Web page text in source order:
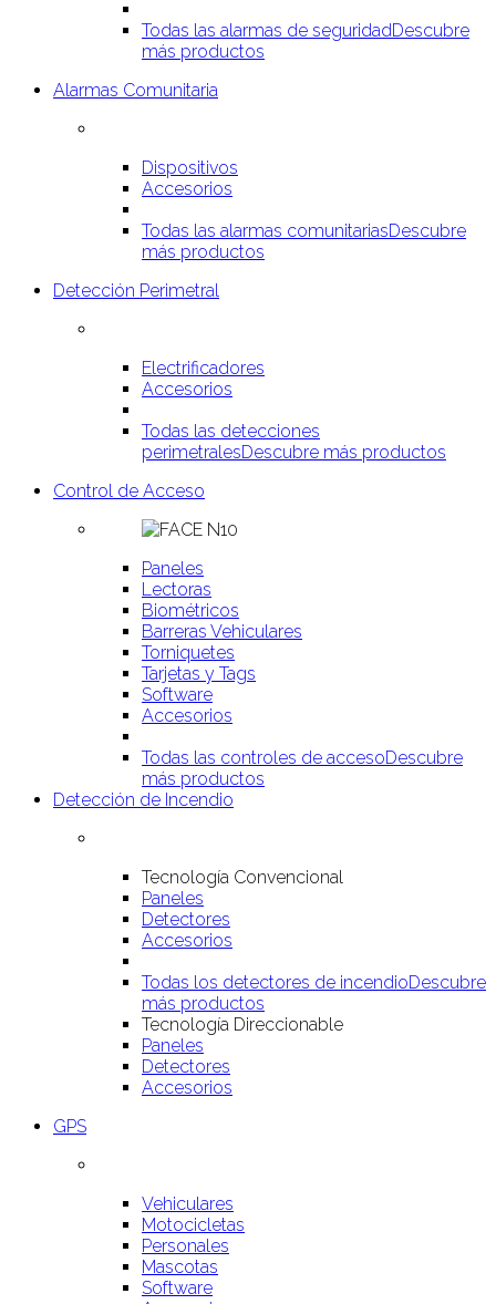
Todas las alarmas de seguridadDescubre
más productos
Alarmas Comunitaria
Dispositivos
Accesorios
Todas las alarmas comunitariasDescubre
más productos
Detección Perimetral
Electrificadores
Accesorios
Todas las detecciones
perimetralesDescubre más productos
Control de Acceso
Paneles
Lectoras
Biométricos
Barreras Vehiculares
Torniquetes
Tarjetas y Tags
Software
Accesorios
Todas las controles de accesoDescubre
más productos
Detección de Incendio
Tecnología Convencional
Paneles
Detectores
Accesorios
Todas los detectores de incendioDescubre
más productos
Tecnología Direccionable
Paneles
Detectores
Accesorios
GPS
Vehiculares
Motocicletas
Personales
Mascotas
Software